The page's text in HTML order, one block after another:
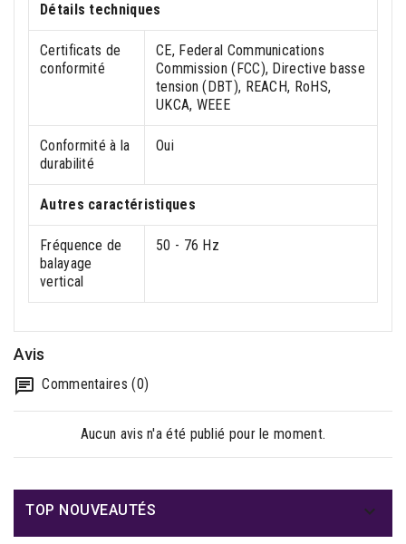
Détails techniques
Certificats de
conformité
CE, Federal Communications
Commission (FCC), Directive basse
tension (DBT), REACH, RoHS,
UKCA, WEEE
Conformité à la
durabilité
Oui
Autres caractéristiques
Fréquence de
balayage
vertical
50 - 76 Hz
Avis
Commentaires (0)
Aucun avis n'a été publié pour le moment.
TOP NOUVEAUTÉS 